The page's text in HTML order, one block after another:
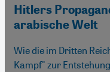
Hitlers
arabische Welt
Wie die im Dritten
Kampf" zur